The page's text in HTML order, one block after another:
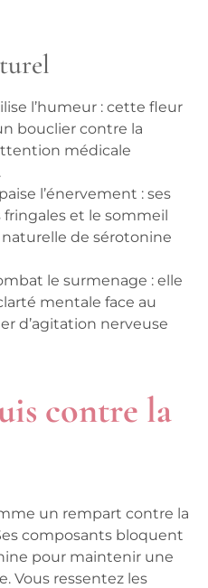
l’humeur : cette fleur
bouclier contre la
médicale
l’énervement : ses
et le sommeil
de sérotonine
le surmenage : elle
mentale face au
d’agitation nerveuse
contre la
un rempart contre la
composants bloquent
pour maintenir une
Vous ressentez les